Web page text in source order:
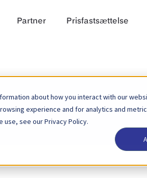
about how you interact with our
experience and for analytics and
see our Privacy Policy.
Partner Prisfastsættelse